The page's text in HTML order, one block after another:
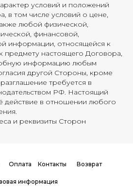
условий и положений
в том числе условий о цене,
любой физической,
финансовой,
информации, относящейся к
предмету настоящего Договора,
информацию любым
другой Стороны, кроме
требуется в
РФ. Настоящий
действие в отношении любого
и реквизиты Сторон
Оплата Возврат
Контакты
информация